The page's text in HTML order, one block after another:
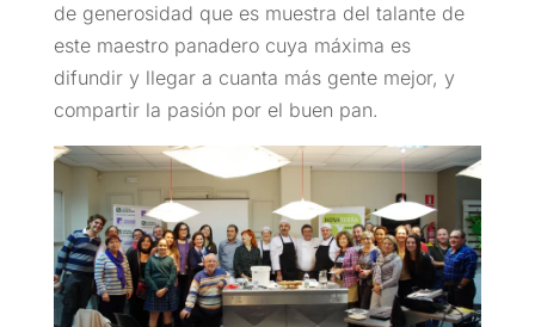
de generosidad que es muestra del talante de
este maestro panadero cuya máxima es
difundir y llegar a cuanta más gente mejor, y
compartir la pasión por el buen pan.